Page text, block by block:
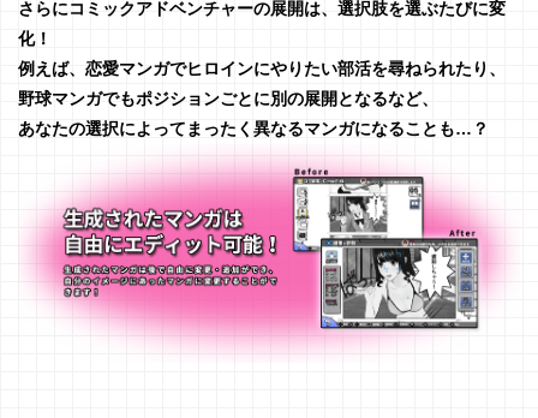
さらにコミックアドベンチャーの展開は、選択肢を選ぶたびに変
化！
例えば、恋愛マンガでヒロインにやりたい部活を尋ねられたり、
野球マンガでもポジションごとに別の展開となるなど、
あなたの選択によってまったく異なるマンガになることも…？